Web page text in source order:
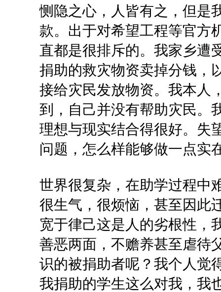
恻隐之心，人皆有之，但是
款。出于对希望工程等官方
直都是很排斥的。我家乡遭
捐助的救灾物资卖掉分钱，
接给灾民发放物资。我本人
到，自己并没有帮助灾民。
理想与现实结合得很好。失
问题，怎么样能够做一点实
世界很复杂，在助学过程中
很生气，很烦恼，甚至因此
宽于律己这是人的劣根性，
善恶两面，不赡养甚至虐待
识的被捐助者呢？我个人觉
我捐助的学生这么对我，我